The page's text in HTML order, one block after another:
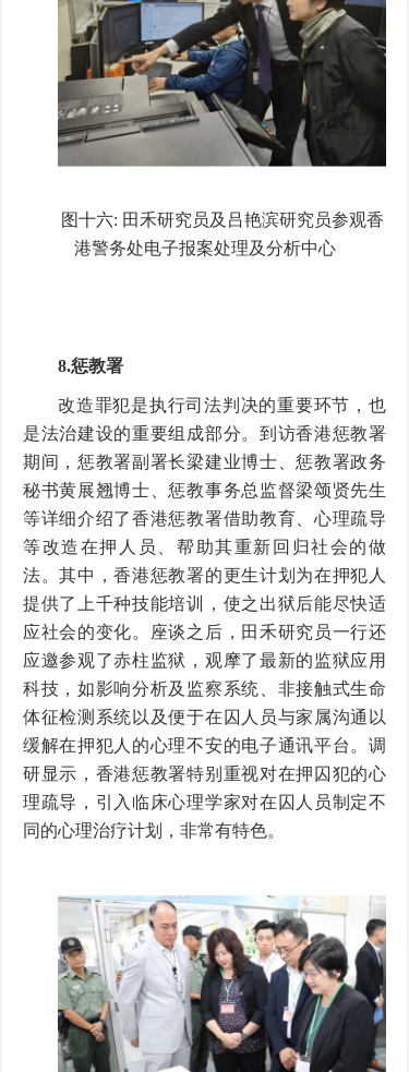
图十六: 田禾研究员及吕艳滨研究员参观香
港警务处电子报案处理及分析中心
8.惩教署
改造罪犯是执行司法判决的重要环节，也
是法治建设的重要组成部分。到访香港惩教署
期间，惩教署副署长梁建业博士、惩教署政务
秘书黄展翘博士、惩教事务总监督梁颂贤先生
等详细介绍了香港惩教署借助教育、心理疏导
等改造在押人员、帮助其重新回归社会的做
法。其中，香港惩教署的更生计划为在押犯人
提供了上千种技能培训，使之出狱后能尽快适
应社会的变化。座谈之后，田禾研究员一行还
应邀参观了赤柱监狱，观摩了最新的监狱应用
科技，如影响分析及监察系统、非接触式生命
体征检测系统以及便于在囚人员与家属沟通以
缓解在押犯人的心理不安的电子通讯平台。调
研显示，香港惩教署特别重视对在押囚犯的心
理疏导，引入临床心理学家对在囚人员制定不
同的心理治疗计划，非常有特色。